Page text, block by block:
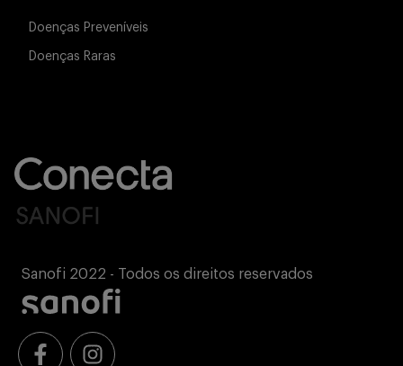
Doenças Preveníveis
Doenças Raras
Sanofi 2022 - Todos os direitos reservados